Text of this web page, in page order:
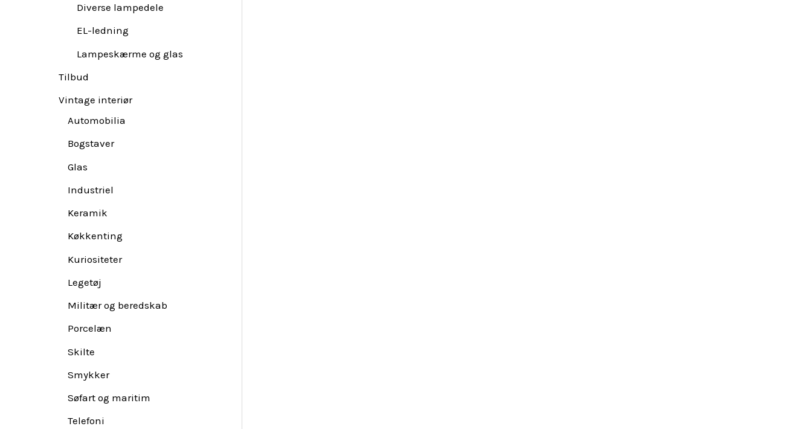
Diverse lampedele
EL-ledning
Lampeskærme og glas
Tilbud
Vintage interiør
Automobilia
Bogstaver
Glas
Industriel
Keramik
Køkkenting
Kuriositeter
Legetøj
Militær og beredskab
Porcelæn
Skilte
Smykker
Søfart og maritim
Telefoni